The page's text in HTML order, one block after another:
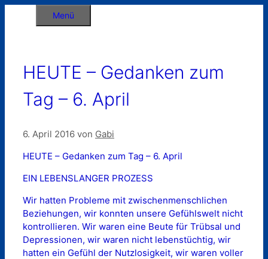
Menü
HEUTE – Gedanken zum
Tag – 6. April
6. April 2016 von Gabi
HEUTE – Gedanken zum Tag – 6. April
EIN LEBENSLANGER PROZESS
Wir hatten Probleme mit zwischenmenschlichen
Beziehungen, wir konnten unsere Gefühlswelt nicht
kontrollieren. Wir waren eine Beute für Trübsal und
Depressionen, wir waren nicht lebenstüchtig, wir
hatten ein Gefühl der Nutzlosigkeit, wir waren voller